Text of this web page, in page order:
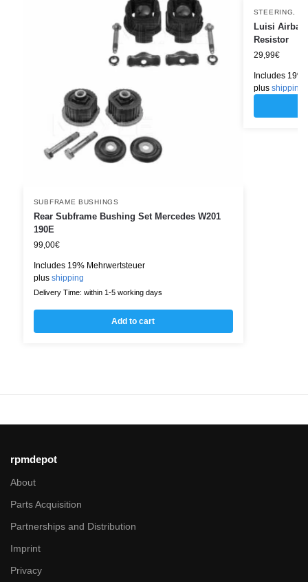
SUBFRAME BUSHINGS
Rear Subframe Bushing Set Mercedes W201
190E
99,00€
Includes 19% Mehrwertsteuer
plus shipping
Delivery Time: within 1-5 working days
Add to cart
STEERING,
Luisi Airbag
Resistor
29,99€
Includes 19%
plus shipping
rpmdepot
About
Parts Acquisition
Partnerships and Distribution
Imprint
Privacy